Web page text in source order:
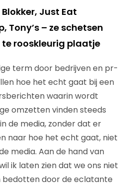
Just Eat
Tony’s – ze schetsen
rooskleurig plaatje
term door bedrijven en pr-
hoe het echt gaat bij een
waarin wordt
omzetten vinden steeds
de media, zonder dat er
naar hoe het echt gaat, niet
media. Aan de hand van
ik laten zien dat we ons niet
door de eclatante